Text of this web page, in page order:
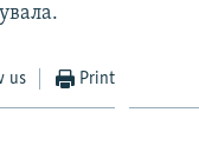
us Print